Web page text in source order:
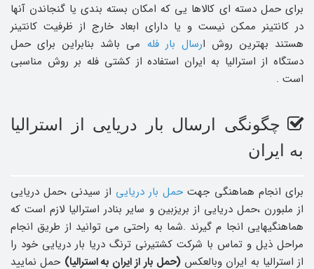
برای حمل دسته ای کالاها یی که امکان بسته بندی یا گنجاندن آنها
در کانتینر ممکن نیست و یا دارای ابعاد خارج از ظرفیت کانتینر
هستند بهترین روش ارسال بار فله می باشد بنابراین برای حمل
دستگاه از استرالیا به ایران استفاده از کشتی فله بر روش مناسبی
است .
چگونگی ارسال بار دریایی از استرالیا
به ایران
برای انجام هماهنگی جهت حمل بار دریایی از سیدنی ،حمل دریایی
از ملبورن ،حمل دریایی از بریزبین و سایر بنادر استرالیا لازم است که
هماهنگیهایی انجا م گیرند .شما به راحتی می توانید از طریق انجام
مراحل ذیل و تماس با شرکت کشتیرنی ترنگ دریا بار دریایی خود را
از استرالیا به ایران وبالعکس(حمل بار از ایران به استرالیا) حمل نمایید